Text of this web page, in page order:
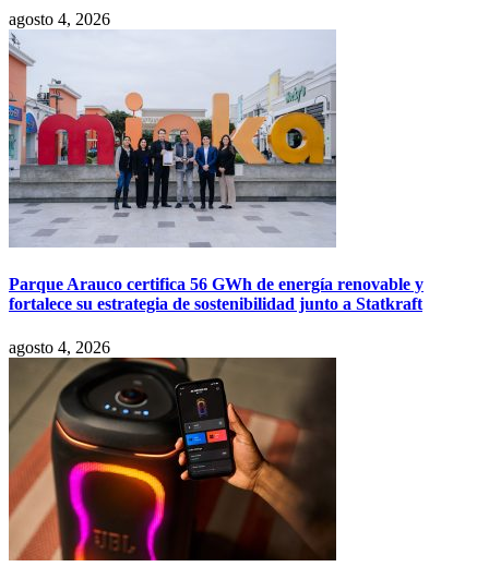
agosto 4, 2026
Parque Arauco certifica 56 GWh de energía renovable y
fortalece su estrategia de sostenibilidad junto a Statkraft
agosto 4, 2026